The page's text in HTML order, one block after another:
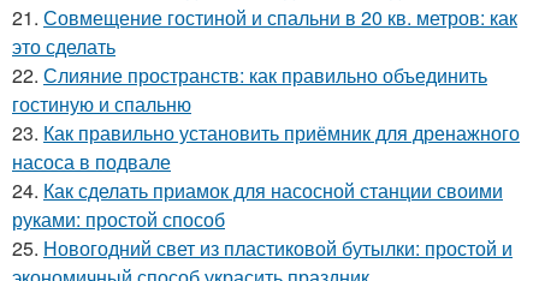
21. Совмещение гостиной и спальни в 20 кв. метров: как
это сделать
22. Слияние пространств: как правильно объединить
гостиную и спальню
23. Как правильно установить приёмник для дренажного
насоса в подвале
24. Как сделать приамок для насосной станции своими
руками: простой способ
25. Новогодний свет из пластиковой бутылки: простой и